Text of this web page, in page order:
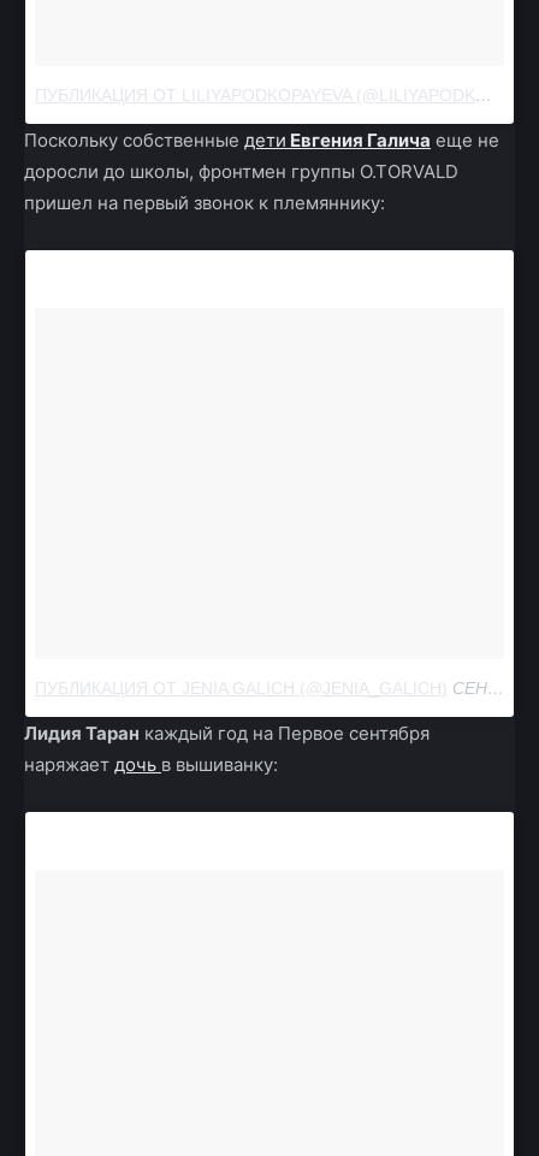
ПУБЛИКАЦИЯ ОТ LILIYAPODKOPAYEVA (@LILIYAPODKOPAEVA)
Поскольку собственные дети Евгения Галича еще не
доросли до школы, фронтмен группы O.TORVALD
пришел на первый звонок к племяннику:
ПУБЛИКАЦИЯ ОТ JENIA GALICH (@JENIA_GALICH) СЕН 1 2017 В 1:10 PDT
Лидия Таран каждый год на Первое сентября
наряжает дочь в вышиванку: